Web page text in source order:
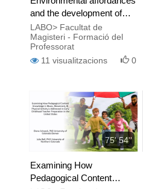
and the development of
motor competence in early
years
LABO> Facultat de
Magisteri - Formació del
Professorat
11 visualitzacions 0
75' 54''
Examining How
Pedagogical Content